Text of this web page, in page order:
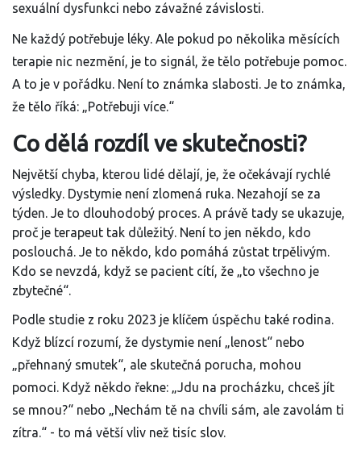
sexuální dysfunkci nebo závažné závislosti.
Ne každý potřebuje léky. Ale pokud po několika měsících
terapie nic nezmění, je to signál, že tělo potřebuje pomoc.
A to je v pořádku. Není to známka slabosti. Je to známka,
že tělo říká: „Potřebuji více.“
Co dělá rozdíl ve skutečnosti?
Největší chyba, kterou lidé dělají, je, že očekávají rychlé
výsledky. Dystymie není zlomená ruka. Nezahojí se za
týden. Je to dlouhodobý proces. A právě tady se ukazuje,
proč je terapeut tak důležitý. Není to jen někdo, kdo
poslouchá. Je to někdo, kdo pomáhá zůstat trpělivým.
Kdo se nevzdá, když se pacient cítí, že „to všechno je
zbytečné“.
Podle studie z roku 2023 je klíčem úspěchu také rodina.
Když blízcí rozumí, že dystymie není „lenost“ nebo
„přehnaný smutek“, ale skutečná porucha, mohou
pomoci. Když někdo řekne: „Jdu na procházku, chceš jít
se mnou?“ nebo „Nechám tě na chvíli sám, ale zavolám ti
zítra.“ - to má větší vliv než tisíc slov.